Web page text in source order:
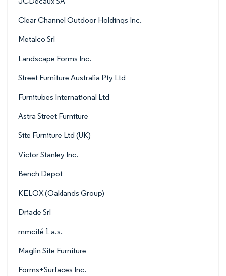
Clear Channel Outdoor Holdings Inc.
Metalco Srl
Landscape Forms Inc.
Street Furniture Australia Pty Ltd
Furnitubes International Ltd
Astra Street Furniture
Site Furniture Ltd (UK)
Victor Stanley Inc.
Bench Depot
KELOX (Oaklands Group)
Driade Srl
mmcité 1 a.s.
Maglin Site Furniture
Forms+Surfaces Inc.